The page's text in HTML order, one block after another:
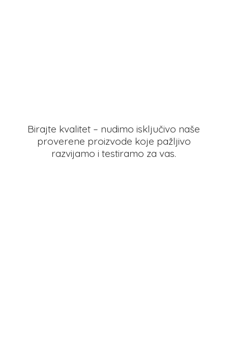
Birajte kvalitet – nudimo isključivo naše
proverene proizvode koje pažljivo
razvijamo i testiramo za vas.